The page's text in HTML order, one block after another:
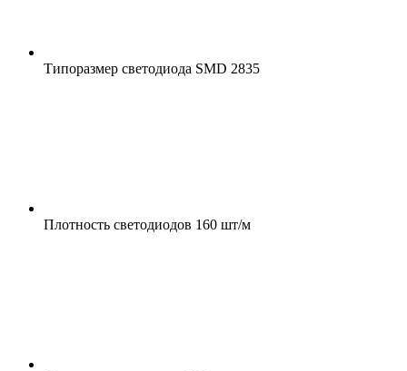
Типоразмер светодиода SMD 2835
Плотность светодиодов 160 шт/м